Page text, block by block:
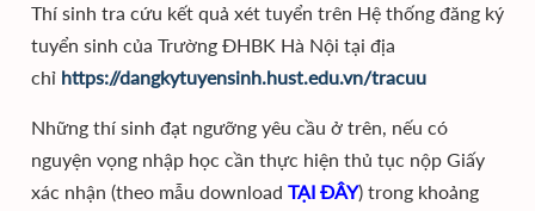
Thí sinh tra cứu kết quả xét tuyển trên Hệ thống đăng ký
tuyển sinh của Trường ĐHBK Hà Nội tại địa
chỉ https://dangkytuyensinh.hust.edu.vn/tracuu
Những thí sinh đạt ngưỡng yêu cầu ở trên, nếu có
nguyện vọng nhập học cần thực hiện thủ tục nộp Giấy
xác nhận (theo mẫu download TẠI ĐÂY) trong khoảng